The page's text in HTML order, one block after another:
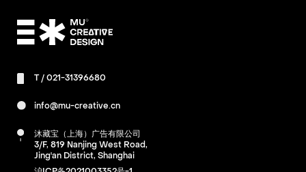
T / 021-31396680
info@mu-creative.cn
沐藏宝（上海）广告有限公司
3/F, 819 Nanjing West Road,
Jing'an District, Shanghai